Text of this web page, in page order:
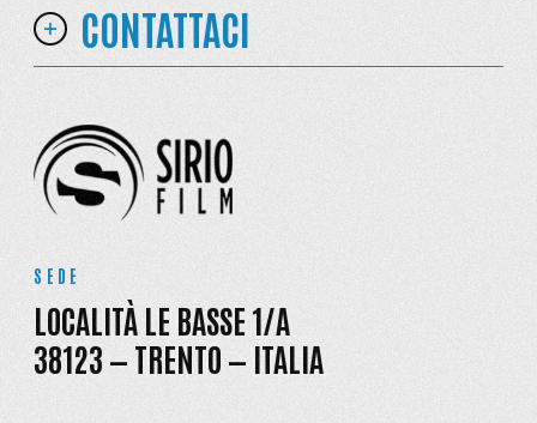
CONTATTACI
SEDE
LOCALITÀ LE BASSE 1/A
38123 — TRENTO — ITALIA